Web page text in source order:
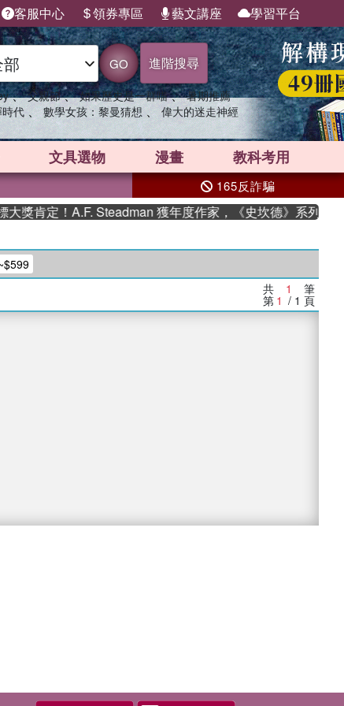
客服中心 領券專區 藝文講座 學習平台
GO 進階搜尋
、 父親節 、 如果歷史是一群喵 、 暑期推薦
代 、 數學女孩：黎曼猜想 、 偉大的迷走神經
文具選物 漫畫 教科考用
165反詐騙
獎肯定！A.F. Steadman 獲年度作家，《史坎德》系列帶你
共 1 筆
第 1 / 1 頁